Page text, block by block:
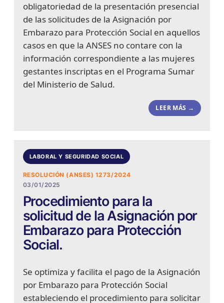
obligatoriedad de la presentación presencial
de las solicitudes de la Asignación por
Embarazo para Protección Social en aquellos
casos en que la ANSES no contare con la
información correspondiente a las mujeres
gestantes inscriptas en el Programa Sumar
del Ministerio de Salud.
LEER MÁS →
LABORAL Y SEGURIDAD SOCIAL
RESOLUCIÓN (ANSES) 1273/2024
03/01/2025
Procedimiento para la
solicitud de la Asignación por
Embarazo para Protección
Social.
Se optimiza y facilita el pago de la Asignación
por Embarazo para Protección Social
estableciendo el procedimiento para solicitar